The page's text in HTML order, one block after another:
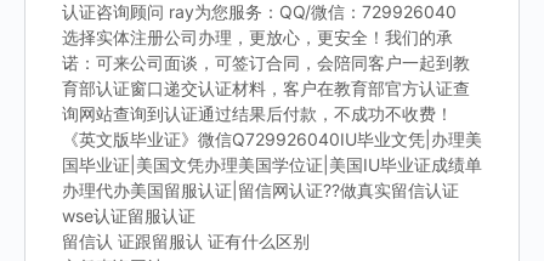
认证咨询顾问 ray为您服务：QQ/微信：729926040
选择实体注册公司办理，更放心，更安全！我们的承
诺：可来公司面谈，可签订合同，会陪同客户一起到教
育部认证窗口递交认证材料，客户在教育部官方认证查
询网站查询到认证通过结果后付款，不成功不收费！
《英文版毕业证》微信Q729926040IU毕业文凭|办理美
国毕业证|美国文凭办理美国学位证|美国IU毕业证成绩单
办理代办美国留服认证|留信网认证??做真实留信认证
wse认证留服认证
留信认 证跟留服认 证有什么区别